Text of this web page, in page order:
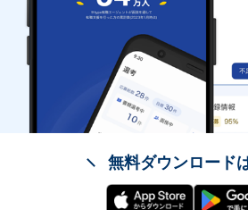
無料ダウンロード